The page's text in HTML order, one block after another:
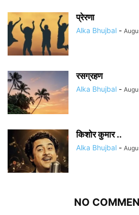
प्रेरणा
Alka Bhujbal -
रसग्रहण
Alka Bhujbal -
किशोर कुमार ..
Alka Bhujbal -
NO